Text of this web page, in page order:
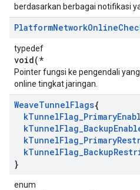
berdasarkan berbagai notifikasi
PlatformNetworkOnline
typedef
void(*
Pointer fungsi ke pengendali
online tingkat jaringan.
WeaveTunnelFlags{
kTunnelFlag_Primary
kTunnelFlag_Backup
kTunnelFlag_Primary
kTunnelFlag_Backup
}
enum